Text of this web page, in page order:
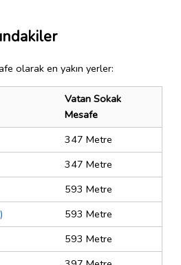
olarak en yakın yerler:
Vatan Sokak
Mesafe
347 Metre
347 Metre
593 Metre
593 Metre
593 Metre